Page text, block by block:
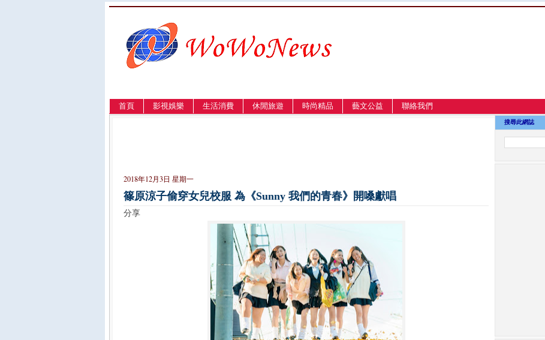
首頁 影視娛樂 生活消費 休閒旅遊 時尚精品 藝文公益 聯絡我們
2018年12月3日 星期一
篠原涼子偷穿女兒校服 為《Sunny 我們的青春》開嗓獻唱
分享
搜尋此網誌